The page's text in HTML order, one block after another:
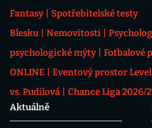
Fantasy
Spotřebitelské testy
Blesku
Nemovitosti
psychologické mýty
Fotbalové
ONLINE
Eventový prostor
vs. Pudilová
Chance Liga 2026/
Aktuálně